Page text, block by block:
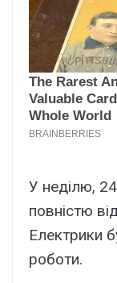
У неділю,
повністю
Електрики
роботи.